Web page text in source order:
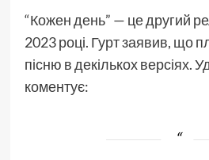
“Кожен день” — це другий
2023 році. Гурт заявив, що
пісню в декількох версіях.
коментує: